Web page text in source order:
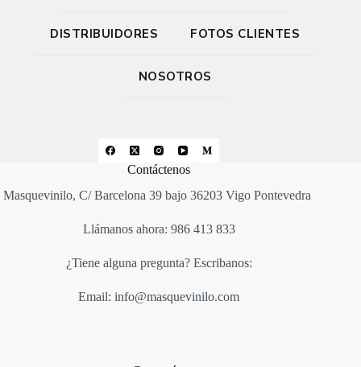
DISTRIBUIDORES FOTOS CLIENTES
NOSOTROS
Contáctenos
Masquevinilo, C/ Barcelona 39 bajo 36203 Vigo Pontevedra
Llámanos ahora: 986 413 833
¿Tiene alguna pregunta? Escribanos:
Email: info@masquevinilo.com